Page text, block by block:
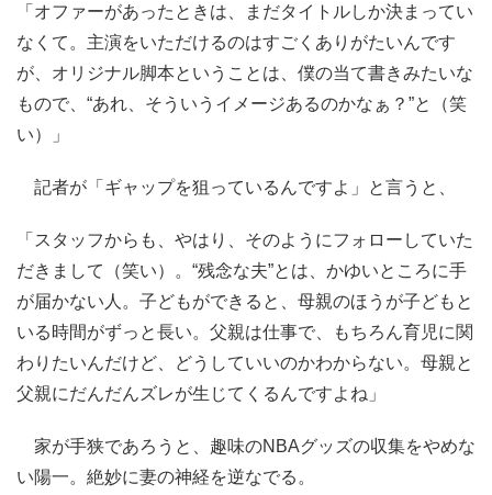
「オファーがあったときは、まだタイトルしか決まってい
なくて。主演をいただけるのはすごくありがたいんです
が、オリジナル脚本ということは、僕の当て書きみたいな
もので、“あれ、そういうイメージあるのかなぁ？”と（笑
い）」
記者が「ギャップを狙っているんですよ」と言うと、
「スタッフからも、やはり、そのようにフォローしていた
だきまして（笑い）。“残念な夫”とは、かゆいところに手
が届かない人。子どもができると、母親のほうが子どもと
いる時間がずっと長い。父親は仕事で、もちろん育児に関
わりたいんだけど、どうしていいのかわからない。母親と
父親にだんだんズレが生じてくるんですよね」
家が手狭であろうと、趣味のNBAグッズの収集をやめな
い陽一。絶妙に妻の神経を逆なでる。